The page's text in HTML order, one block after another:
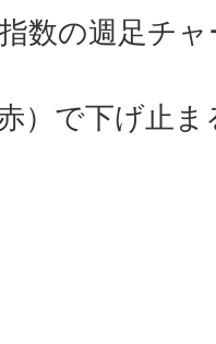
数の週足チャ
）で下げ止ま